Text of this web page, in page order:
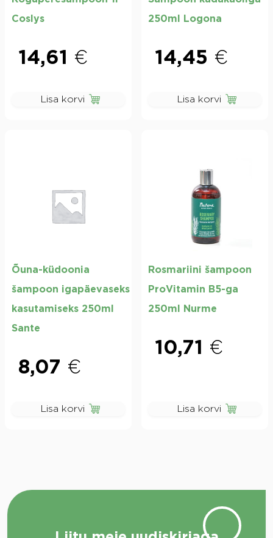
Coslys
14,61 €
Lisa korvi
250ml Logona
14,45 €
Lisa korvi
Õuna-küdoonia
šampoon igapäevaseks
kasutamiseks 250ml
Sante
8,07 €
Lisa korvi
Rosmariini šampoon
ProVitamin B5-ga
250ml Nurme
10,71 €
Lisa korvi